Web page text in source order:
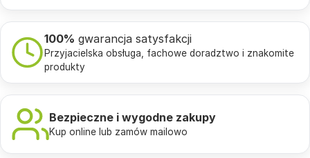
100% gwarancja satysfakcji
Przyjacielska obsługa, fachowe doradztwo i znakomite
produkty
Bezpieczne i wygodne zakupy
Kup online lub zamów mailowo